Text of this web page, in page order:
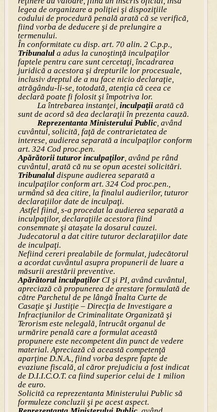
legea de organizare a poliţiei şi dispoziţiile
codului de procedură penală arată că se verifică,
fiind vorba de deducere şi de prelungire a
termenului.
În conformitate cu disp. art. 70 alin. 2 C.p.p.,
Tribunalula adus la cunoştinţă inculpaţilor
faptele pentru care sunt cercetaţi, încadrarea
juridică a acestora şi drepturile lor procesuale,
inclusiv dreptul de a nu face nicio declaraţie,
atrăgându-li-se, totodată, atenţia că ceea ce
declară poate fi folosit şi împotriva lor.
La întrebarea instanţei, inculpaţii arată că
sunt de acord să dea declaraţii în prezenta cauză.
Reprezentanta Ministerului Public, având
cuvântul, solicită, faţă de contrarietatea de
interese, audierea separată a inculpaţilor conform
art. 324 Cod proc.pen.
Apărătorii tuturor inculpaţilor, având pe rând
cuvântul, arată că nu se opun acestei solicitări.
Tribunaluldispune audierea separată a
inculpaţilor conform art. 324 Cod proc.pen.,
urmând să dea citire, la finalul audierilor, tuturor
declaraţiilor date de inculpaţi.
Astfel fiind, s-a procedat la audierea separată a
inculpaţilor, declaraţiile acestora fiind
consemnate şi ataşate la dosarul cauzei.
Judecatorul a dat citire tuturor declaraţiilor date
de inculpaţi.
Nefiind cereri prealabile de formulat, judecătorul
a acordat cuvântul asupra propunerii de luare a
măsurii arestării preventive.
Apărătorul inculpaţilorCI şi PI, având cuvântul,
apreciază că propunerea de arestare formulată de
către Parchetul de pe lângă Înalta Curte de
Casaţie şi Justiţie – Direcţia de Investigare a
Infracţiunilor de Criminalitate Organizată şi
Terorism este nelegală, întrucât organul de
urmărire penală care a formulat această
propunere este necompetent din punct de vedere
material. Apreciază că această competenţă
aparţine D.N.A., fiind vorba despre fapte de
evaziune fiscală, al căror prejudiciu a fost indicat
de D.I.I.C.O.T. ca fiind superior celui de 1 milion
de euro.
Solicită ca reprezentanta Ministerului Public să
formuleze concluzii şi pe acest aspect.